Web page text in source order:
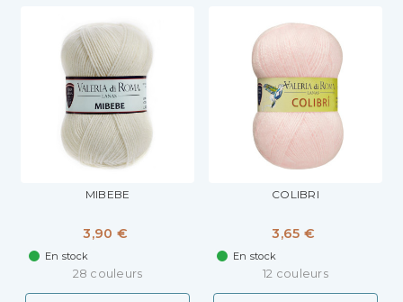
MIBEBE
3,90 €
En stock
28 couleurs
COLIBRI
3,65 €
En stock
12 couleurs